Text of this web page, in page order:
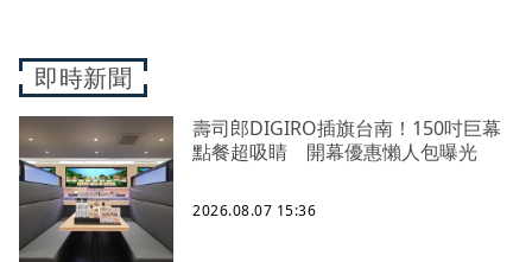
即時新聞
壽司郎DIGIRO插旗台南！150吋巨幕
點餐超吸睛 開幕優惠懶人包曝光
2026.08.07 15:36